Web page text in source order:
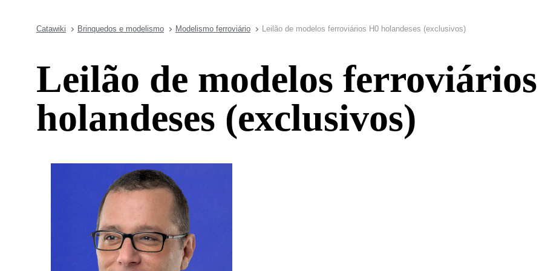
Catawiki Brinquedos e modelismo Modelismo ferroviário Leilão de modelos ferroviários H0 holandeses (exclusivos)
Leilão de modelos
holandeses (exclusivos)